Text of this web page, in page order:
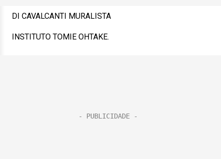
DI CAVALCANTI MURALISTA
INSTITUTO TOMIE OHTAKE.